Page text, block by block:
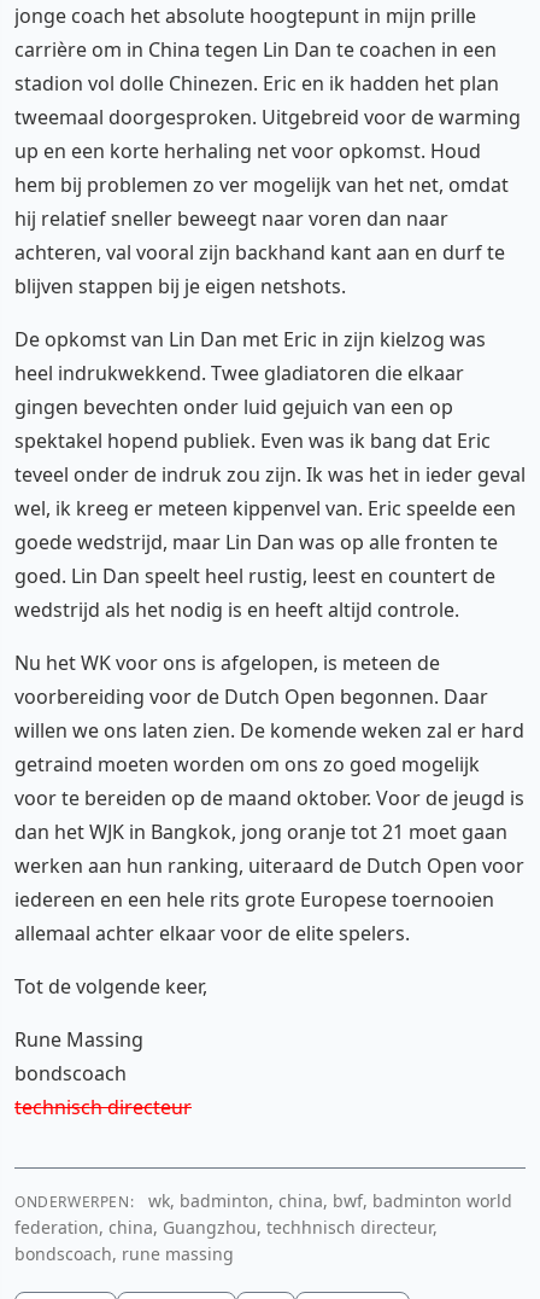
jonge coach het absolute hoogtepunt in mijn prille
carrière om in China tegen Lin Dan te coachen in een
stadion vol dolle Chinezen. Eric en ik hadden het plan
tweemaal doorgesproken. Uitgebreid voor de warming
up en een korte herhaling net voor opkomst. Houd
hem bij problemen zo ver mogelijk van het net, omdat
hij relatief sneller beweegt naar voren dan naar
achteren, val vooral zijn backhand kant aan en durf te
blijven stappen bij je eigen netshots.
De opkomst van Lin Dan met Eric in zijn kielzog was
heel indrukwekkend. Twee gladiatoren die elkaar
gingen bevechten onder luid gejuich van een op
spektakel hopend publiek. Even was ik bang dat Eric
teveel onder de indruk zou zijn. Ik was het in ieder geval
wel, ik kreeg er meteen kippenvel van. Eric speelde een
goede wedstrijd, maar Lin Dan was op alle fronten te
goed. Lin Dan speelt heel rustig, leest en countert de
wedstrijd als het nodig is en heeft altijd controle.
Nu het WK voor ons is afgelopen, is meteen de
voorbereiding voor de Dutch Open begonnen. Daar
willen we ons laten zien. De komende weken zal er hard
getraind moeten worden om ons zo goed mogelijk
voor te bereiden op de maand oktober. Voor de jeugd is
dan het WJK in Bangkok, jong oranje tot 21 moet gaan
werken aan hun ranking, uiteraard de Dutch Open voor
iedereen en een hele rits grote Europese toernooien
allemaal achter elkaar voor de elite spelers.
Tot de volgende keer,
Rune Massing
bondscoach
technisch directeur
ONDERWERPEN:
wk, badminton, china, bwf, badminton world
federation, china, Guangzhou, techhnisch directeur,
bondscoach, rune massing